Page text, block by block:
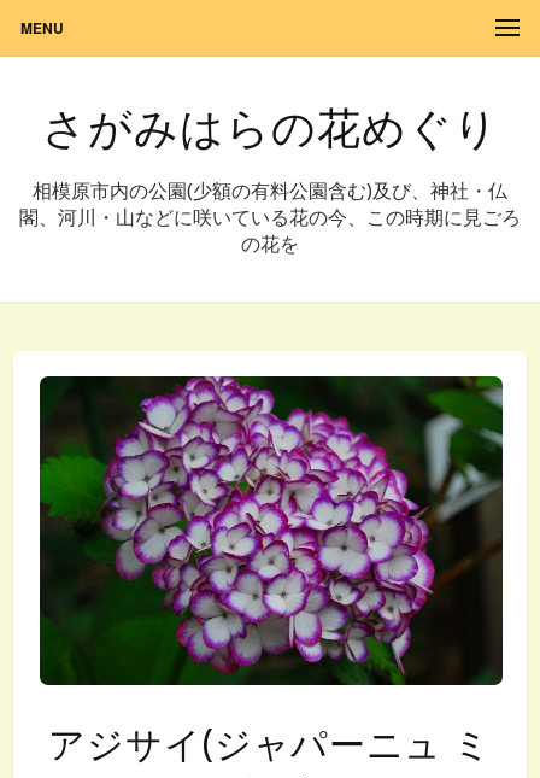
MENU
さがみはらの花めぐり
相模原市内の公園(少額の有料公園含む)及び、神社・仏
閣、河川・山などに咲いている花の今、この時期に見ごろ
の花を
アジサイ(ジャパーニュ ミ